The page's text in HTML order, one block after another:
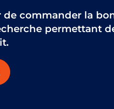
de commander la
permettant